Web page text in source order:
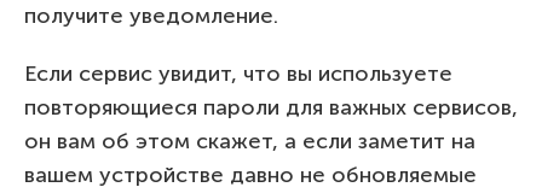
получите уведомление.
Если сервис увидит, что вы используете
повторяющиеся пароли для важных сервисов,
он вам об этом скажет, а если заметит на
вашем устройстве давно не обновляемые